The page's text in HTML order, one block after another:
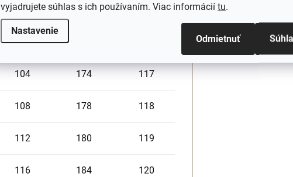
vyjadrujete súhlas s ich používaním. Viac informácií tu.
Nastavenie
Odmietnuť
92 164 114
98
104 174 117
108 178 118
112 180 119
116 184 120